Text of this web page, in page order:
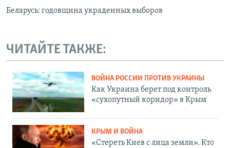
Беларусь: годовщина украденных выборов
ЧИТАЙТЕ ТАКЖЕ:
ВОЙНА РОССИИ ПРОТИВ УКРАИНЫ
Как Украина берет под контроль
«сухопутный коридор» в Крым
КРЫМ И ВОЙНА
«Стереть Киев с лица земли». Кто